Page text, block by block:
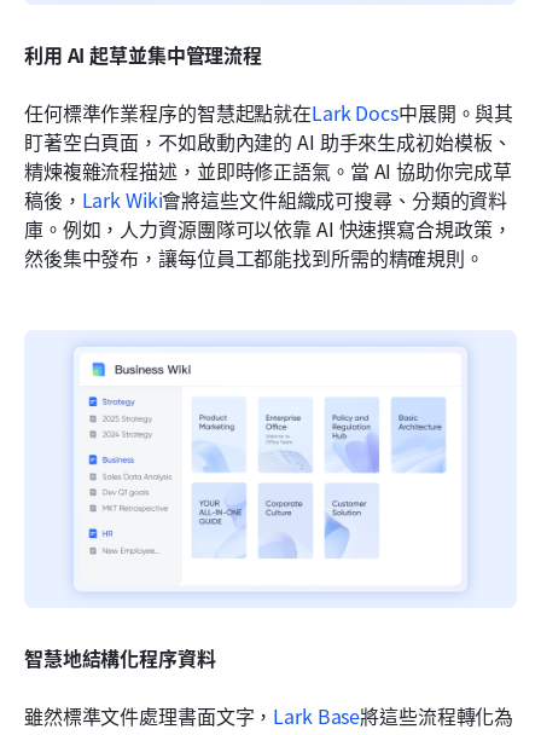
利用 AI 起草並集中管理流程
任何標準作業程序的智慧起點就在Lark Docs中展開。與其
盯著空白頁面，不如啟動內建的 AI 助手來生成初始模板、
精煉複雜流程描述，並即時修正語氣。當 AI 協助你完成草
稿後， Lark Wiki會將這些文件組織成可搜尋、分類的資料
庫。例如，人力資源團隊可以依靠 AI 快速撰寫合規政策，
然後集中發布，讓每位員工都能找到所需的精確規則。
智慧地結構化程序資料
雖然標準文件處理書面文字， Lark Base將這些流程轉化為